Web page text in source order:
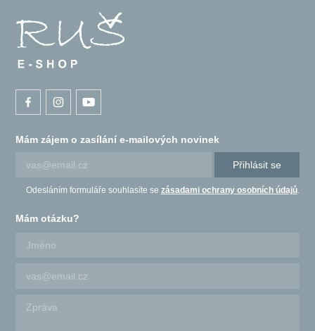
Mám zájem o zasílání e-mailových novinek
Přihlásit se
Odesláním formuláře souhlasíte se zásadami ochrany osobních údajů.
Mám otázku?